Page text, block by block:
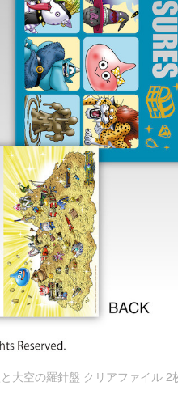
大空の羅針盤 クリアファイル 2